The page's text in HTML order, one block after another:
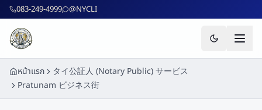
ข้ามไปยังเนื้อหาหลัก
083-249-4999 @NYCLI
หน้าแรก
タイ公証人 (Notary Public) サービス
Pratunam ビジネス街